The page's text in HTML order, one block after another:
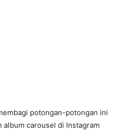
potongan-potongan ini
album carousel di Instagram